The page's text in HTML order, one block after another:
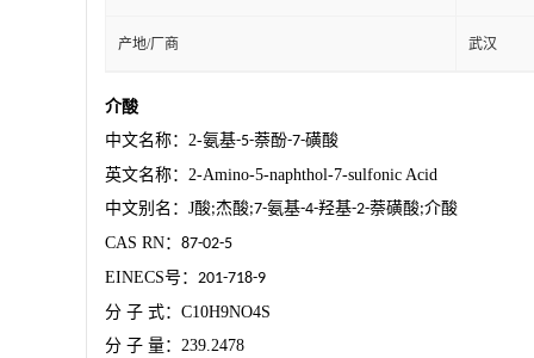
产地/厂商 武汉
介酸
中文名称： 2-氨基-5-萘酚-7-磺酸
英文名称： 2-Amino-5-naphthol-7-sulfonic Acid
中文别名： J酸;杰酸;7-氨基-4-羟基-2-萘磺酸;介酸
CAS RN： 87-02-5
EINECS号： 201-718-9
分 子 式： C10H9NO4S
分 子 量： 239.2478